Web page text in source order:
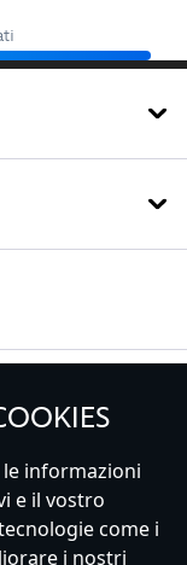
informazioni
e il vostro
come i
i nostri